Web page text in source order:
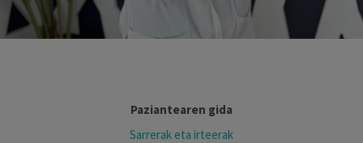
Paziantearen gida
Sarrerak eta irteerak